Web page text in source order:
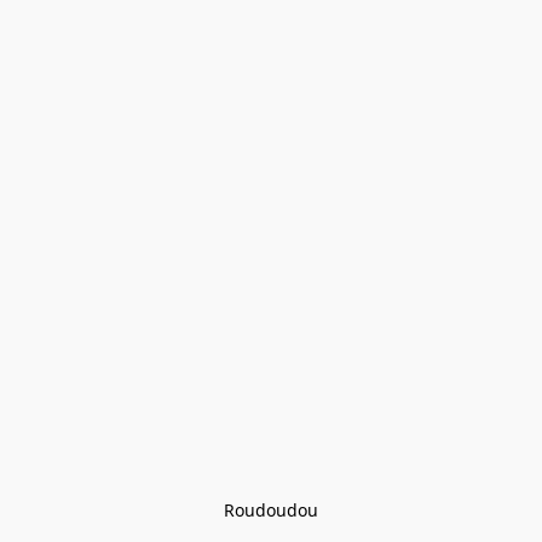
Roudoudou